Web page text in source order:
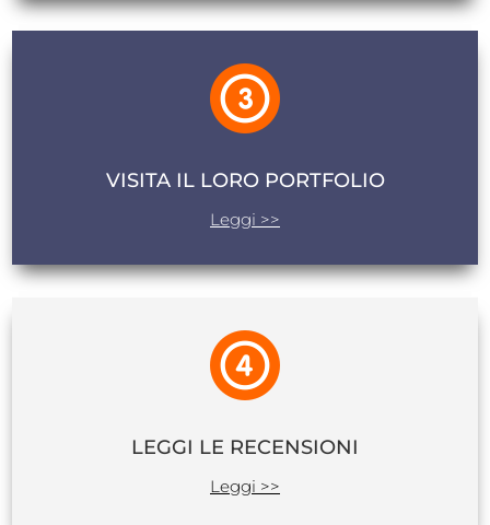
VISITA IL LORO PORTFOLIO
Leggi >>
LEGGI LE RECENSIONI
Leggi >>